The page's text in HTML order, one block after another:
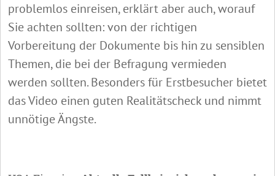
problemlos einreisen, erklärt aber auch, worauf
Sie achten sollten: von der richtigen
Vorbereitung der Dokumente bis hin zu sensiblen
Themen, die bei der Befragung vermieden
werden sollten. Besonders für Erstbesucher bietet
das Video einen guten Realitätscheck und nimmt
unnötige Ängste.